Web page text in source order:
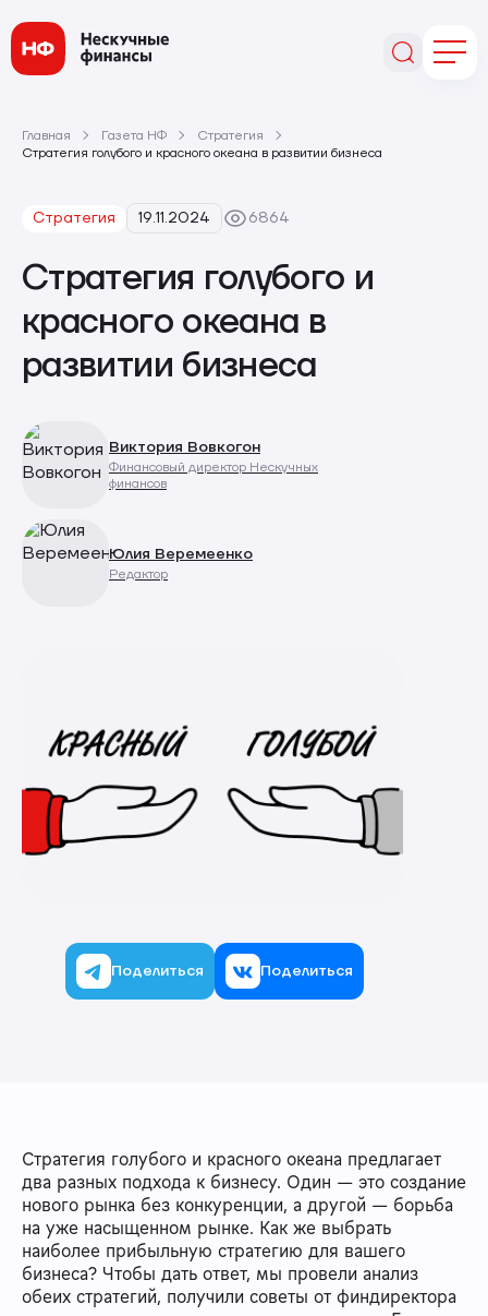
Главная Газета НФ
Стратегия
Стратегия голубого и красного океана в развитии бизнеса
Стратегия 19.11.2024 6864
Стратегия голубого и
красного океана в
развитии бизнеса
Виктория Вовкогон
Финансовый директор Нескучных
финансов
Юлия Веремеенко
Редактор
Поделиться Поделиться
Стратегия голубого и красного океана предлагает
два разных подхода к бизнесу. Один — это создание
нового рынка без конкуренции, а другой — борьба
на уже насыщенном рынке. Как же выбрать
наиболее прибыльную стратегию для вашего
бизнеса? Чтобы дать ответ, мы провели анализ
обеих стратегий, получили советы от финдиректора